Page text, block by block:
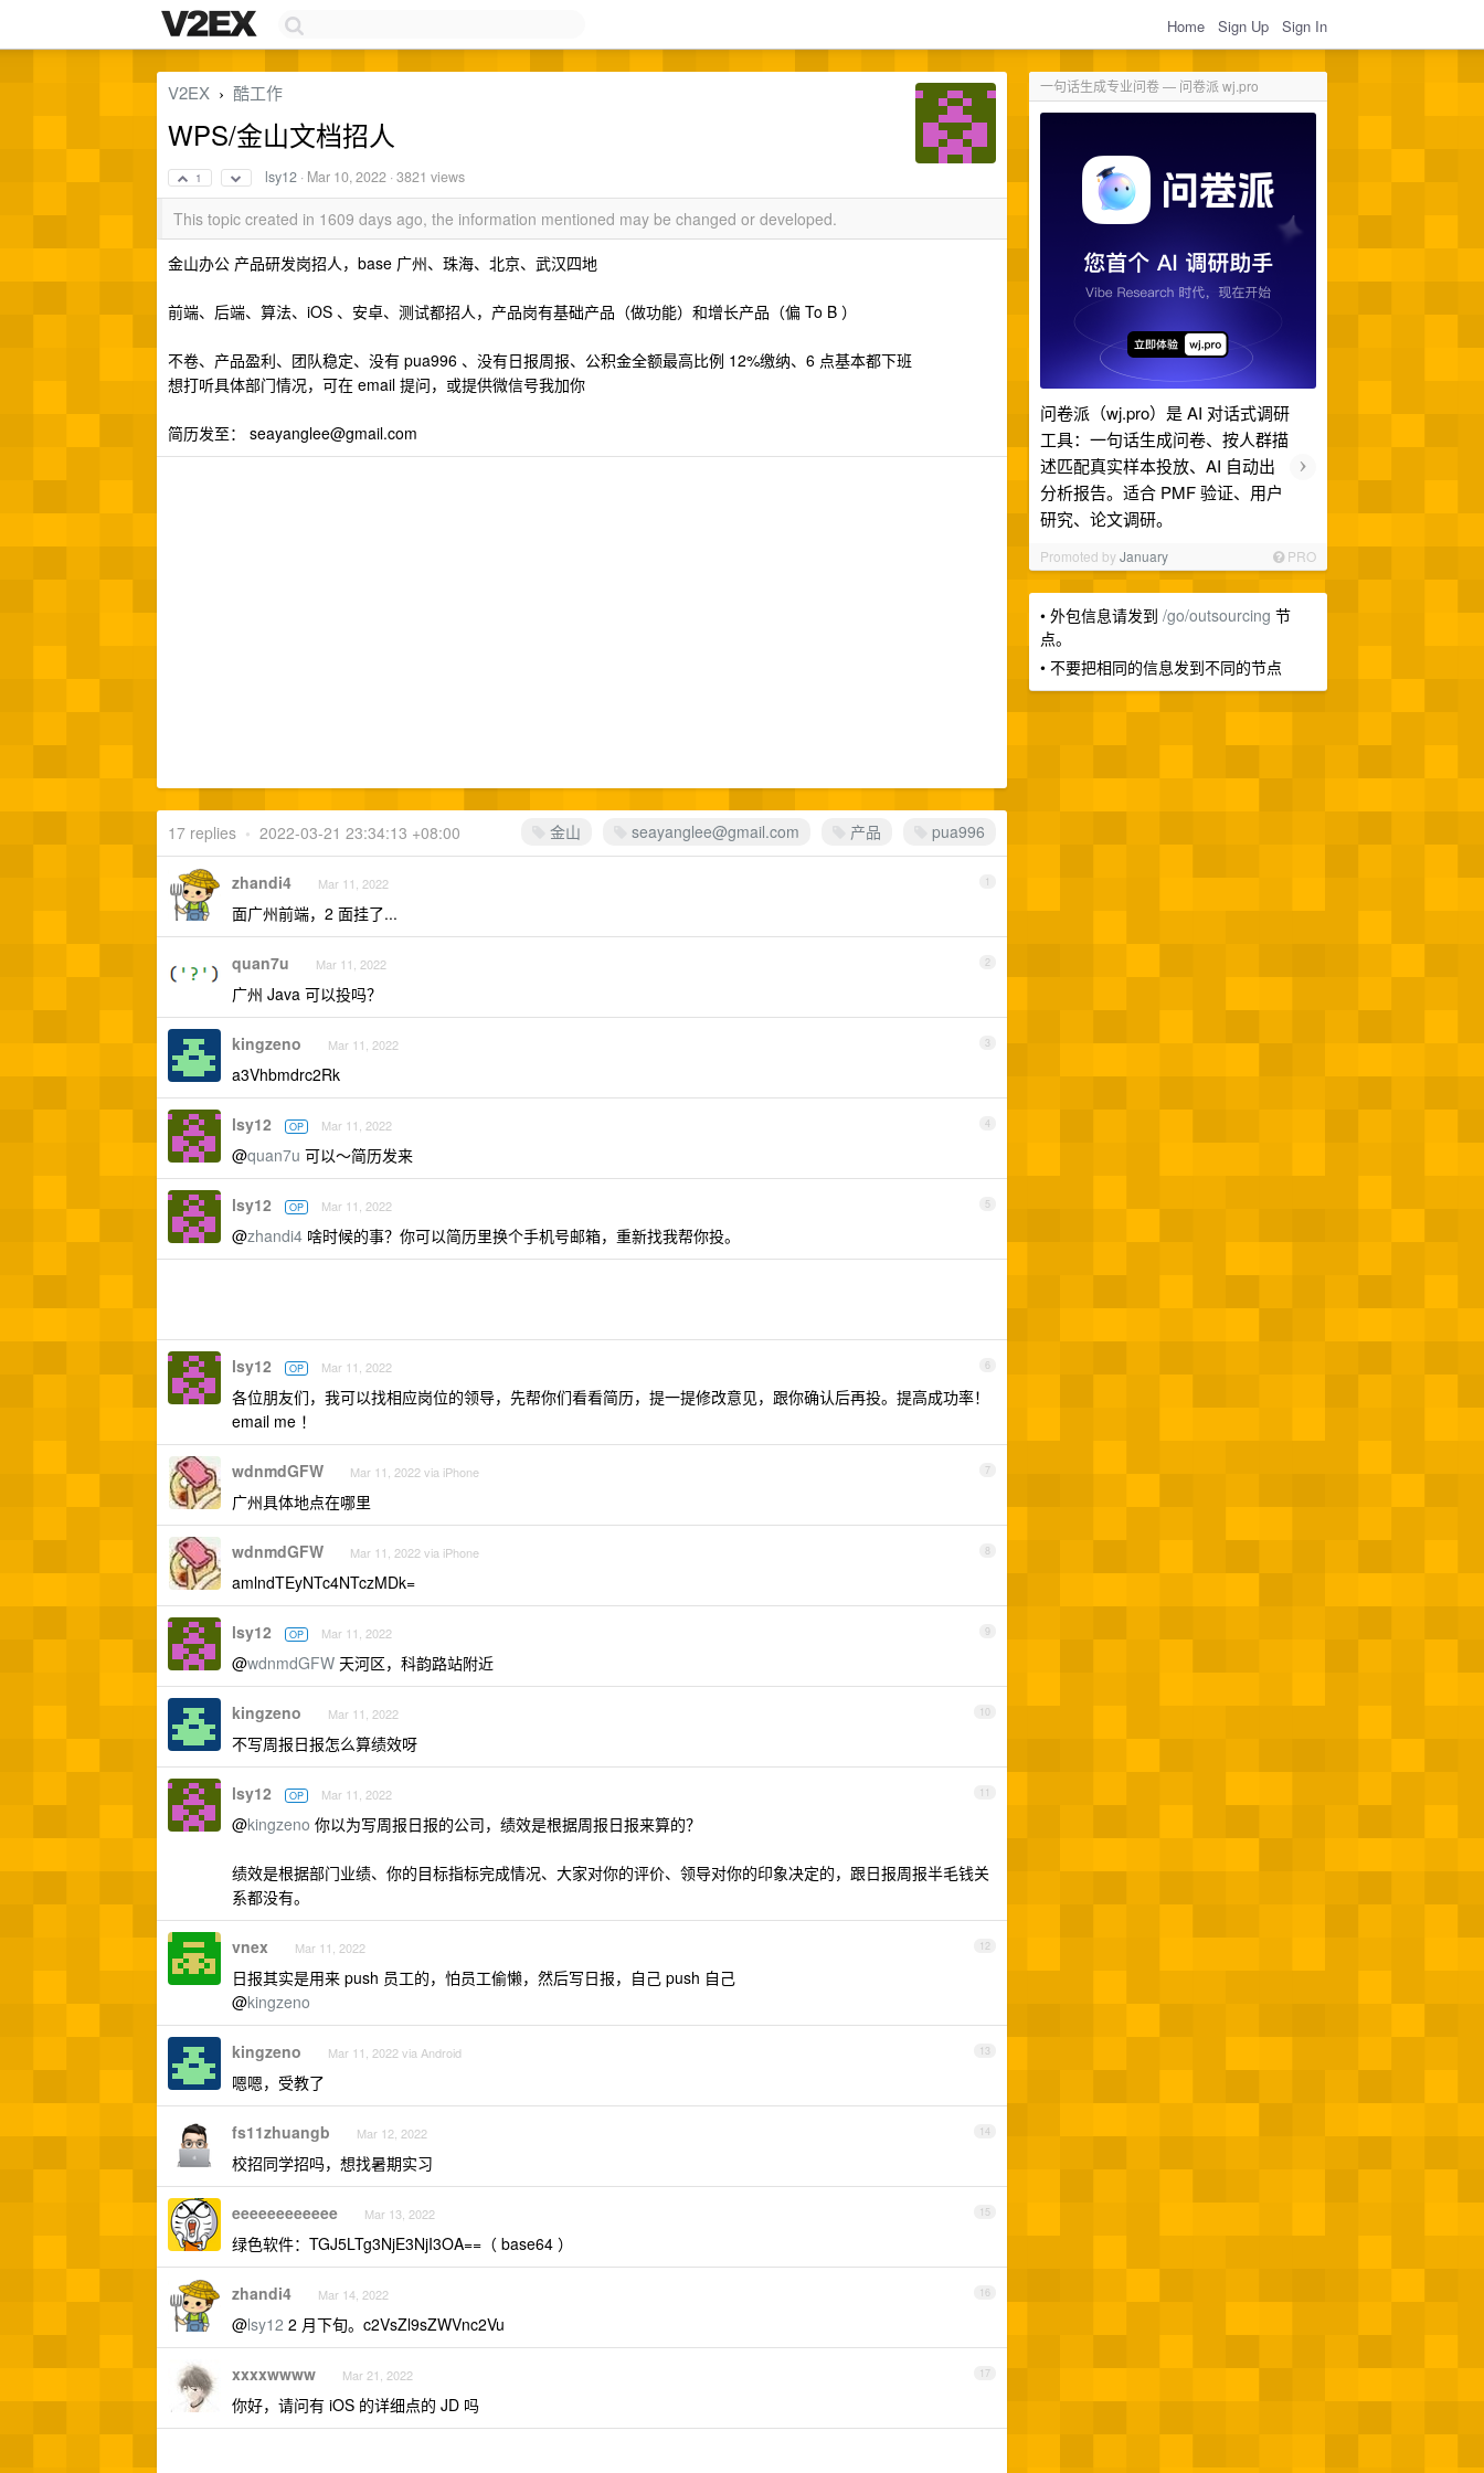
Home Sign Up Sign In
一句话生成专业问卷 — 问卷派 wj.pro
问卷派（wj.pro）是 AI 对话式调研
工具：一句话生成问卷、按人群描
述匹配真实样本投放、AI 自动出
分析报告。适合 PMF 验证、用户
研究、论文调研。
›
Promoted byJanuary PRO
• 外包信息请发到 /go/outsourcing 节
点。
• 不要把相同的信息发到不同的节点
V2EX › 酷工作
WPS/金山文档招人
1 lsy12 · Mar 10, 2022 · 3821 views
This topic created in 1609 days ago, the information mentioned may be changed or developed.
金山办公 产品研发岗招人，base 广州、珠海、北京、武汉四地
前端、后端、算法、iOS 、安卓、测试都招人，产品岗有基础产品（做功能）和增长产品（偏 To B ）
不卷、产品盈利、团队稳定、没有 pua996 、没有日报周报、公积金全额最高比例 12%缴纳、6 点基本都下班
想打听具体部门情况，可在 email 提问，或提供微信号我加你
简历发至： seayanglee@gmail.com
金山 seayanglee@gmail.com 产品 pua996
17 replies • 2022-03-21 23:34:13 +08:00
1
zhandi4 Mar 11, 2022
面广州前端，2 面挂了...
2
quan7u Mar 11, 2022
广州 Java 可以投吗？
3
kingzeno Mar 11, 2022
a3Vhbmdrc2Rk
4
lsy12 OP Mar 11, 2022
@quan7u 可以～简历发来
5
lsy12 OP Mar 11, 2022
@zhandi4 啥时候的事？你可以简历里换个手机号邮箱，重新找我帮你投。
6
lsy12 OP Mar 11, 2022
各位朋友们，我可以找相应岗位的领导，先帮你们看看简历，提一提修改意见，跟你确认后再投。提高成功率！
email me ！
7
wdnmdGFW Mar 11, 2022 via iPhone
广州具体地点在哪里
8
wdnmdGFW Mar 11, 2022 via iPhone
amlndTEyNTc4NTczMDk=
9
lsy12 OP Mar 11, 2022
@wdnmdGFW 天河区，科韵路站附近
10
kingzeno Mar 11, 2022
不写周报日报怎么算绩效呀
11
lsy12 OP Mar 11, 2022
@kingzeno 你以为写周报日报的公司，绩效是根据周报日报来算的？
绩效是根据部门业绩、你的目标指标完成情况、大家对你的评价、领导对你的印象决定的，跟日报周报半毛钱关
系都没有。
12
vnex Mar 11, 2022
日报其实是用来 push 员工的，怕员工偷懒，然后写日报，自己 push 自己
@kingzeno
13
kingzeno Mar 11, 2022 via Android
嗯嗯，受教了
14
fs11zhuangb Mar 12, 2022
校招同学招吗，想找暑期实习
15
eeeeeeeeeeee Mar 13, 2022
绿色软件：TGJ5LTg3NjE3NjI3OA==（ base64 ）
16
zhandi4 Mar 14, 2022
@lsy12 2 月下旬。c2VsZl9sZWVnc2Vu
17
xxxxwwww Mar 21, 2022
你好，请问有 iOS 的详细点的 JD 吗